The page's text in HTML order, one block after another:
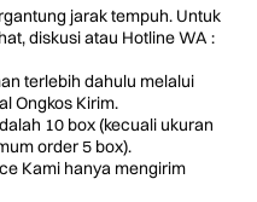
jarak tempuh. Untuk
diskusi atau Hotline WA :
terlebih dahulu melalui
Ongkos Kirim.
10 box (kecuali ukuran
order 5 box).
Kami hanya mengirim